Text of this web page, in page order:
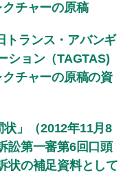
チャーの原稿
トランス・アバンギ
ション（TAGTAS)
チャーの原稿の資
」（2012年11月8
訟第一審第6回口頭
状の補足資料として